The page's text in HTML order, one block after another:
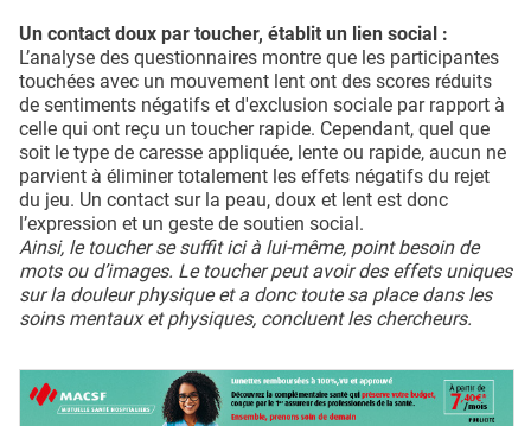
Un contact doux par toucher, établit un lien social :
L’analyse des questionnaires montre que les participantes
touchées avec un mouvement lent ont des scores réduits
de sentiments négatifs et d'exclusion sociale par rapport à
celle qui ont reçu un toucher rapide. Cependant, quel que
soit le type de caresse appliquée, lente ou rapide, aucun ne
parvient à éliminer totalement les effets négatifs du rejet
du jeu. Un contact sur la peau, doux et lent est donc
l’expression et un geste de soutien social.
Ainsi, le toucher se suffit ici à lui-même, point besoin de
mots ou d’images. Le toucher peut avoir des effets uniques
sur la douleur physique et a donc toute sa place dans les
soins mentaux et physiques, concluent les chercheurs.